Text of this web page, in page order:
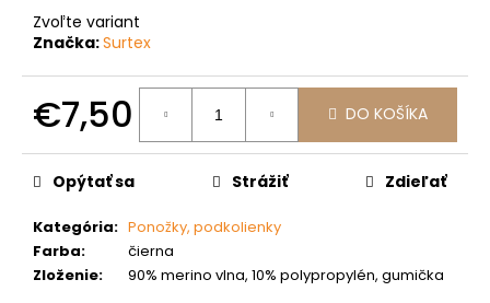
Zvoľte variant
Značka:Surtex
€7,50
cena:
DO KOŠÍKA
Kategória: Ponožky, podkolienky
Farba:
čierna
Zloženie: 90% merino vlna, 10% polypropylén, gumička
Opýtať sa Strážiť Zdieľať
m
e